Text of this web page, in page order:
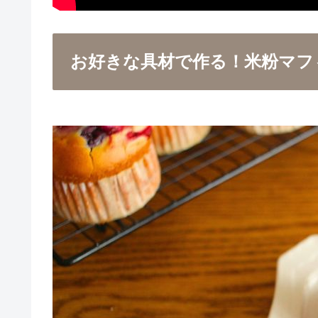
お好きな具材で作る！米粉マ